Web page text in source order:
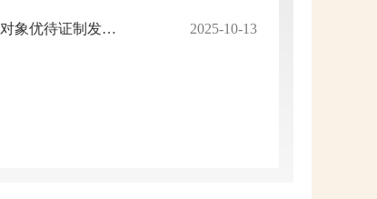
2025-10-13
鹿寨县退役军人和其他优抚对象优待证制发工作已全面启动，详情请咨询户籍所在乡镇退役军人服务站！